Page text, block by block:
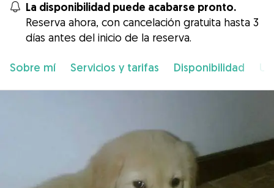
La disponibilidad puede acabarse pronto.
Reserva ahora, con cancelación gratuita hasta 3
días antes del inicio de la reserva.
Sobre mí Servicios y tarifas Disponibilidad